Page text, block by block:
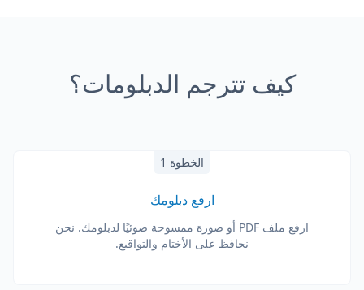
كيف تترجم الدبلومات؟
الخطوة 1
ارفع دبلومك
ارفع ملف PDF أو صورة ممسوحة ضوئيًا لدبلومك. نحن
نحافظ على الأختام والتواقيع.